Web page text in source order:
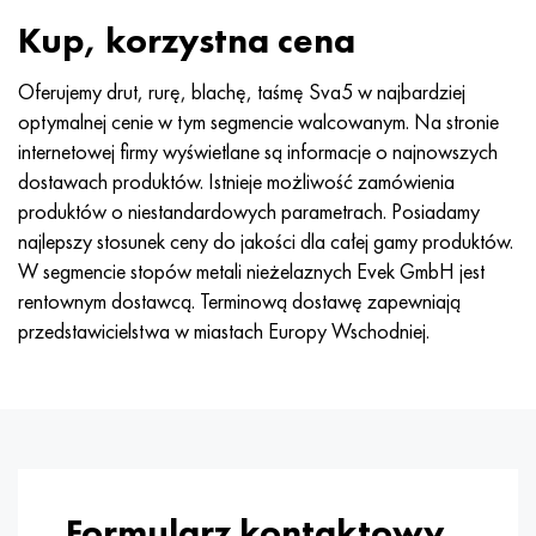
Kup, korzystna cena
Oferujemy drut, rurę, blachę, taśmę Sva5 w najbardziej
optymalnej cenie w tym segmencie walcowanym. Na stronie
internetowej firmy wyświetlane są informacje o najnowszych
dostawach produktów. Istnieje możliwość zamówienia
produktów o niestandardowych parametrach. Posiadamy
najlepszy stosunek ceny do jakości dla całej gamy produktów.
W segmencie stopów metali nieżelaznych Evek GmbH jest
rentownym dostawcą. Terminową dostawę zapewniają
przedstawicielstwa w miastach Europy Wschodniej.
Multimet n155
Nikrofer 5923 HMO
Nicrofer 6030
Nitronik 40
Nitronik 50
68NKhVKTYu
79NM, Magnifer 7904
80 mil morskich
80NMV-VI
80NHS
XN70YU
HN75MBTYu
XN75TBYu
XN77TYu
XN77TYUR
NA 6
TS-6
14 tytan
SP-17
1.4570-aisi303Cu
1.4574 - Stop PH 15-7 Mo®
1.4580 - AISI 316Cb
1.4597 - AISI 204Cu
Stop 28 - 1.4563
18X11MNFB
18X12VMBFR
20X12VNMF
20Х3MFW
21NKMT
30hg, 30hg
30hgsa, 30hgsa
30hgsn2a, 30hgsna
30xn2ma, 30CrNiMo8
30хн3а, 31nicr14